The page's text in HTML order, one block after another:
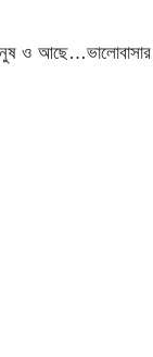
ও আছে…ভালোবাসার